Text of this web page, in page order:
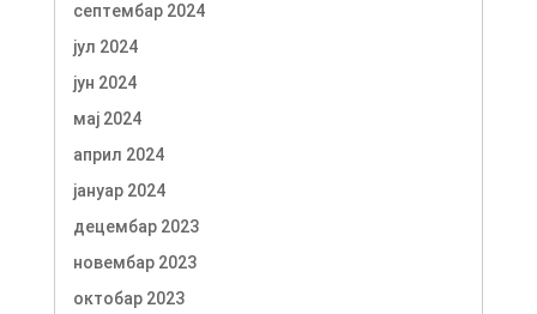
септембар 2024
јул 2024
јун 2024
мај 2024
април 2024
јануар 2024
децембар 2023
новембар 2023
октобар 2023